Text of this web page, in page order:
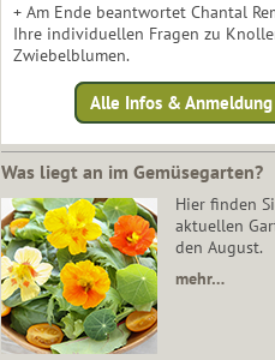
+ Am Ende beantwortet Chantal
Ihre individuellen Fragen zu
Zwiebelblumen.
Alle Infos & Anmeldung
Was liegt an im Gemüsegarten?
Hier finden
aktuellen
den August.
mehr…